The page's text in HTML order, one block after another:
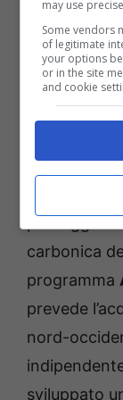
La
vergini e a
carbonica
programma
prevede
nord-
sviluppato
may use
Some vendors
of legitimate
your options
or in the site
and cookie